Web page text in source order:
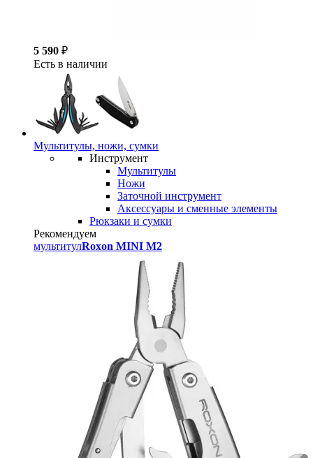
5 590 ₽
Есть в наличии
Мультитулы, ножи, сумки
Инструмент
Мультитулы
Ножи
Заточной инструмент
Аксессуары и сменные элементы
Рюкзаки и сумки
Рекомендуем
мультитулRoxon MINI M2